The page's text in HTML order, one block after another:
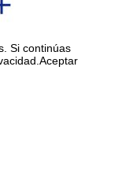
Si continúas
Aceptar